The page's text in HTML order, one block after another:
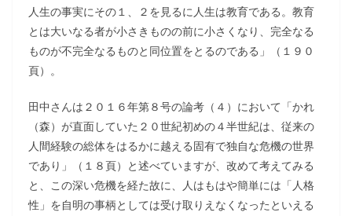
人生の事実にその１、２を見るに人生は教育である。教育
とは大いなる者が小さきものの前に小さくなり、完全なる
ものが不完全なるものと同位置をとるのである」（１９０
頁）。
田中さんは２０１６年第８号の論考（４）において「かれ
（森）が直面していた２０世紀初めの４半世紀は、従来の
人間経験の総体をはるかに越える固有で独自な危機の世界
であり」（１８頁）と述べていますが、改めて考えてみる
と、この深い危機を経た故に、人はもはや簡単には「人格
性」を自明の事柄としては受け取りえなくなったといえる